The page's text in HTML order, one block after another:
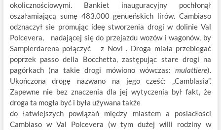
okolicznościowymi. Bankiet inauguracyjny pochłonął
oszałamiającą sumę 483.000 genueńskich lirów. Cambiaso
odznaczył sie promując ideę stworzenia drogi w dolinie Val
Polcevera, nadającej się do przejazdu wozów i wagonów, by
Sampierdarena połączyć z Novi . Droga miała przebiegać
poprzek passo della Bocchetta, zastępując stare drogi na
pagórkach (na takie drogi mówiono wówczas:mulattiere).
Ukończona drogę nazwano na jego cześć: „Camblasia”.
Zapewne nie bez znaczenia dla jej wytyczenia był fakt, że
droga ta mogła być i była używana także
do łatwiejszych powiązań między miastem a posiadłości
Cambiaso w Val Polcevera (w tym dużej willi rodziny w